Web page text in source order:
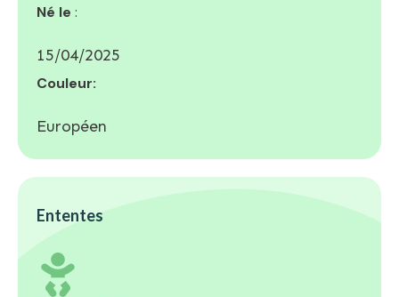
Né le :
15/04/2025
Couleur:
Européen
Ententes